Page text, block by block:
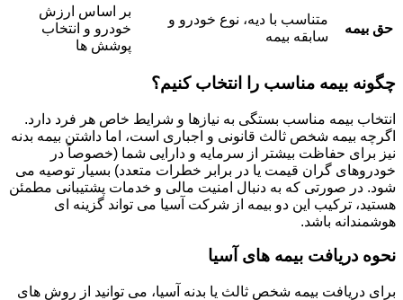
حق بیمه
متناسب با دیه، نوع خودرو و
سابقه بیمه
بر اساس ارزش
خودرو و انتخاب
پوشش ها
چگونه بیمه مناسب را انتخاب کنیم؟
انتخاب بیمه مناسب بستگی به نیازها و شرایط خاص هر فرد دارد.
اگرچه بیمه شخص ثالث قانونی و اجباری است، اما داشتن بیمه بدنه
نیز برای حفاظت بیشتر از سرمایه و دارایی شما (خصوصاً در
خودروهای گران قیمت یا در برابر خطرات متعدد) بسیار توصیه می
شود. در صورتی که به دنبال امنیت مالی و خدمات پشتیبانی مطمئن
هستید، ترکیب این دو بیمه از شرکت آسیا می تواند گزینه ای
هوشمندانه باشد.
نحوه دریافت بیمه های آسیا
برای دریافت بیمه شخص ثالث یا بدنه آسیا، می توانید از روش های